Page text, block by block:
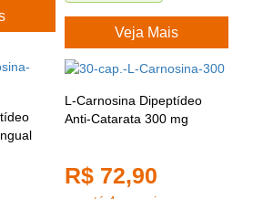
Veja Mais
L-Carnosina Dipeptídeo
Anti-Catarata 300 mg
R$ 72,90